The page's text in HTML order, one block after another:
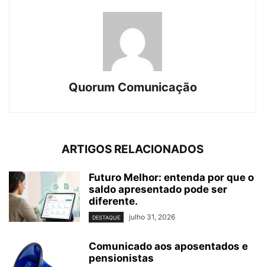
Quorum Comunicação
ARTIGOS RELACIONADOS
Futuro Melhor: entenda por que o
saldo apresentado pode ser
diferente.
DESTAQUE julho 31, 2026
Comunicado aos aposentados e
pensionistas